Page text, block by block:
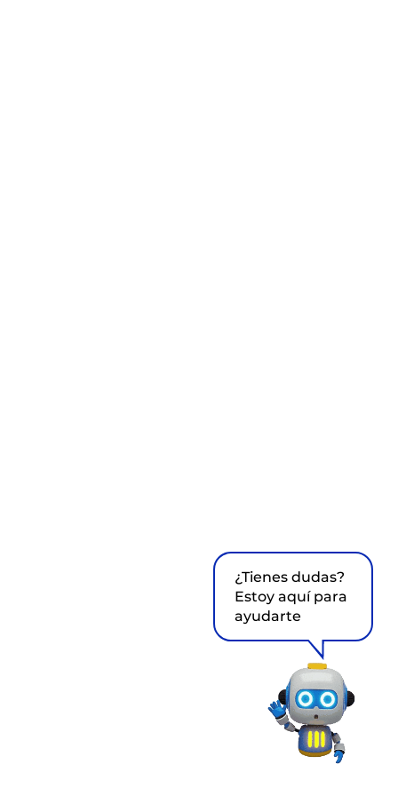
¿Tienes dudas?
Estoy aquí para
ayudarte